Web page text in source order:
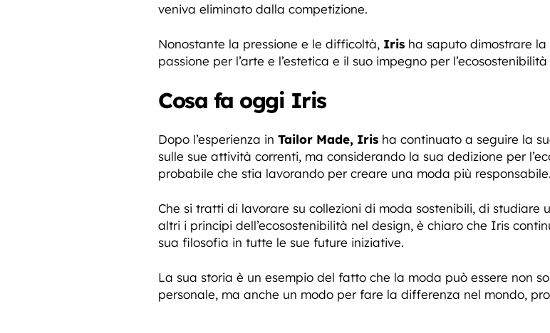
veniva eliminato dalla competizione.
Nonostante la pressione e le difficoltà, Iris ha saputo dimostrare
passione per l’arte e l’estetica e il suo impegno per
Cosa fa oggi Iris
Dopo l’esperienza in Tailor Made, Iris ha continuato a seguire la
sulle sue attività correnti, ma considerando la sua dedizione per
probabile che stia lavorando per creare una moda più responsabile.
Che si tratti di lavorare su collezioni di moda sostenibili, di
altri i principi dell’ecosostenibilità nel design, è chiaro che Iris
sua filosofia in tutte le sue future iniziative.
La sua storia è un esempio del fatto che la moda può essere non
personale, ma anche un modo per fare la differenza nel mondo,